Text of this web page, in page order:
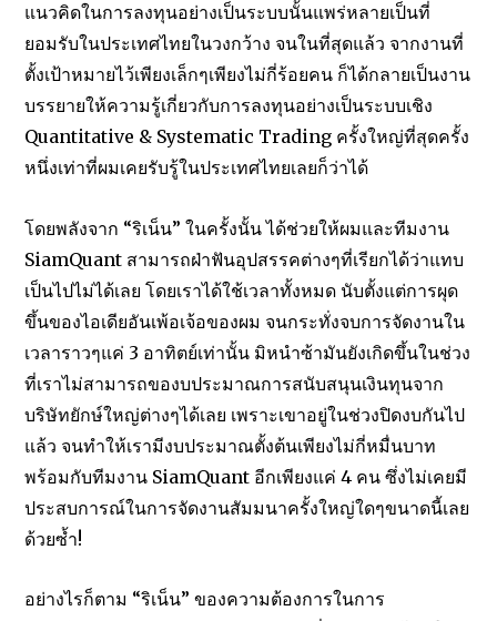
แนวคิดในการลงทุนอย่างเป็นระบบนั้นแพร่หลายเป็นที่
ยอมรับในประเทศไทยในวงกว้าง จนในที่สุดแล้ว จากงานที่
ตั้งเป้าหมายไว้เพียงเล็กๆเพียงไม่กี่ร้อยคน ก็ได้กลายเป็นงาน
บรรยายให้ความรู้เกี่ยวกับการลงทุนอย่างเป็นระบบเชิง
Quantitative & Systematic Trading ครั้งใหญ่ที่สุดครั้ง
หนึ่งเท่าที่ผมเคยรับรู้ในประเทศไทยเลยก็ว่าได้
โดยพลังจาก “ริเน็น” ในครั้งนั้น ได้ช่วยให้ผมและทีมงาน
SiamQuant สามารถฝ่าฟันอุปสรรคต่างๆที่เรียกได้ว่าแทบ
เป็นไปไม่ได้เลย โดยเราได้ใช้เวลาทั้งหมด นับตั้งแต่การผุด
ขึ้นของไอเดียอันเพ้อเจ้อของผม จนกระทั่งจบการจัดงานใน
เวลาราวๆแค่ 3 อาทิตย์เท่านั้น มิหนำซ้ามันยังเกิดขึ้นในช่วง
ที่เราไม่สามารถของบประมาณการสนับสนุนเงินทุนจาก
บริษัทยักษ์ใหญ่ต่างๆได้เลย เพราะเขาอยู่ในช่วงปิดงบกันไป
แล้ว จนทำให้เรามีงบประมาณตั้งต้นเพียงไม่กี่หมื่นบาท
พร้อมกับทีมงาน SiamQuant อีกเพียงแค่ 4 คน ซึ่งไม่เคยมี
ประสบการณ์ในการจัดงานสัมมนาครั้งใหญ่ใดๆขนาดนี้เลย
ด้วยซ้ำ!
อย่างไรก็ตาม “ริเน็น” ของความต้องการในการ